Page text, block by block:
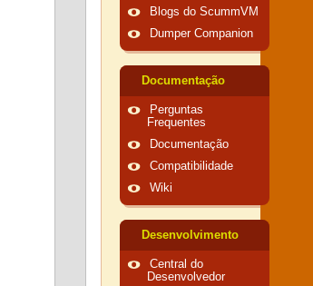
Blogs do ScummVM
Dumper Companion
Documentação
Perguntas
Frequentes
Documentação
Compatibilidade
Wiki
Desenvolvimento
Central do
Desenvolvedor